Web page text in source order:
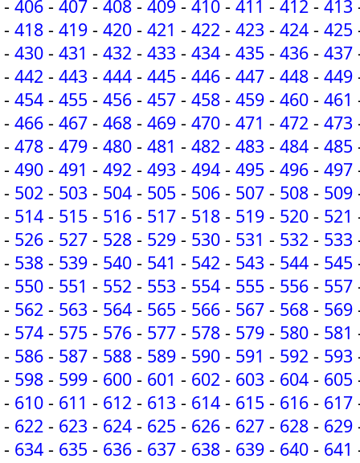
- 406 - 407 - 408 - 409 - 410 - 411 - 412 - 413
- 418 - 419 - 420 - 421 - 422 - 423 - 424 - 425
- 430 - 431 - 432 - 433 - 434 - 435 - 436 - 437
- 442 - 443 - 444 - 445 - 446 - 447 - 448 - 449
- 454 - 455 - 456 - 457 - 458 - 459 - 460 - 461
- 466 - 467 - 468 - 469 - 470 - 471 - 472 - 473
- 478 - 479 - 480 - 481 - 482 - 483 - 484 - 485
- 490 - 491 - 492 - 493 - 494 - 495 - 496 - 497
- 502 - 503 - 504 - 505 - 506 - 507 - 508 - 509
- 514 - 515 - 516 - 517 - 518 - 519 - 520 - 521
- 526 - 527 - 528 - 529 - 530 - 531 - 532 - 533
- 538 - 539 - 540 - 541 - 542 - 543 - 544 - 545
- 550 - 551 - 552 - 553 - 554 - 555 - 556 - 557
- 562 - 563 - 564 - 565 - 566 - 567 - 568 - 569
- 574 - 575 - 576 - 577 - 578 - 579 - 580 - 581
- 586 - 587 - 588 - 589 - 590 - 591 - 592 - 593
- 598 - 599 - 600 - 601 - 602 - 603 - 604 - 605
- 610 - 611 - 612 - 613 - 614 - 615 - 616 - 617
- 622 - 623 - 624 - 625 - 626 - 627 - 628 - 629
- 634 - 635 - 636 - 637 - 638 - 639 - 640 - 641